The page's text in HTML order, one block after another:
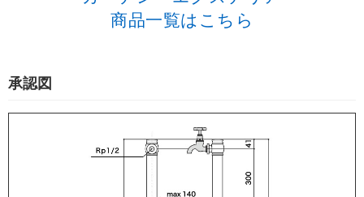
商品一覧はこちら
承認図